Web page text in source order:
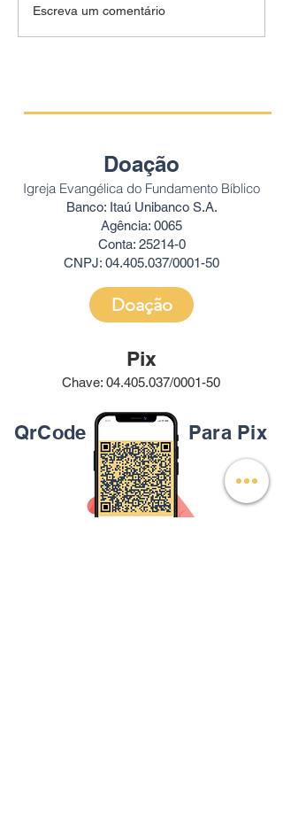
Escreva um comentário
Doação
Igreja Evangélica do Fundamento Bíblico
Banco: Itaú Unibanco S.A.
Agência: 0065
Conta: 25214-0
CNPJ: 04.405.037/0001-50
Doação
Pix
Chave: 04.405.037/0001-50
QrCode Para Pix